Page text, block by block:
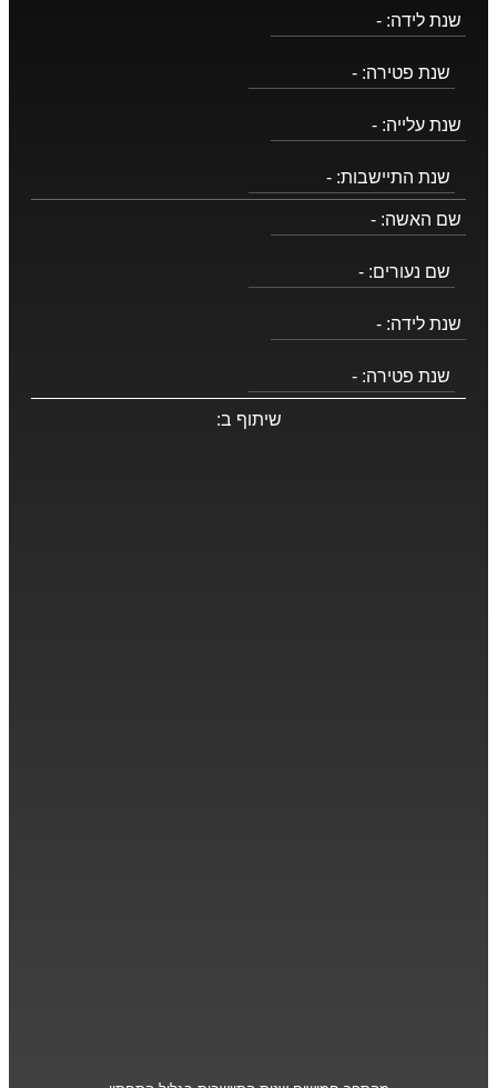
שנת לידה: -
שנת פטירה: -
שנת עלייה: -
שנת התיישבות: -
שם האשה: -
שם נעורים: -
שנת לידה: -
שנת פטירה: -
שיתוף ב: